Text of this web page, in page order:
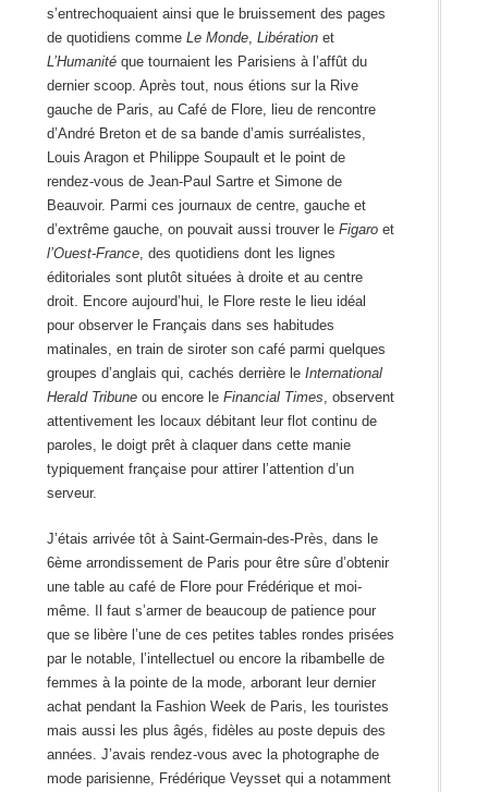
s’entrechoquaient ainsi que le bruissement des pages
de quotidiens comme Le Monde, Libérationet
L’Humanitéque tournaient les Parisiens à l’affût du
dernier scoop. Après tout, nous étions sur la Rive
gauche de Paris, au Café de Flore, lieu de rencontre
d’André Breton et de sa bande d’amis surréalistes,
Louis Aragon et Philippe Soupault et le point de
rendez-vous de Jean-Paul Sartre et Simone de
Beauvoir. Parmi ces journaux de centre, gauche et
d’extrême gauche, on pouvait aussi trouver le Figaroet
l’Ouest-France, des quotidiens dont les lignes
éditoriales sont plutôt situées à droite et au centre
droit. Encore aujourd’hui, le Flore reste le lieu idéal
pour observer le Français dans ses habitudes
matinales, en train de siroter son café parmi quelques
groupes d’anglais qui, cachés derrière le International
Herald Tribuneou encore le Financial Times, observent
attentivement les locaux débitant leur flot continu de
paroles, le doigt prêt à claquer dans cette manie
typiquement française pour attirer l’attention d’un
serveur.
J’étais arrivée tôt à Saint-Germain-des-Près, dans le
6ème arrondissement de Paris pour être sûre d’obtenir
une table au café de Flore pour Frédérique et moi-
même. Il faut s’armer de beaucoup de patience pour
que se libère l’une de ces petites tables rondes prisées
par le notable, l’intellectuel ou encore la ribambelle de
femmes à la pointe de la mode, arborant leur dernier
achat pendant la Fashion Week de Paris, les touristes
mais aussi les plus âgés, fidèles au poste depuis des
années. J’avais rendez-vous avec la photographe de
mode parisienne, Frédérique Veysset qui a notamment